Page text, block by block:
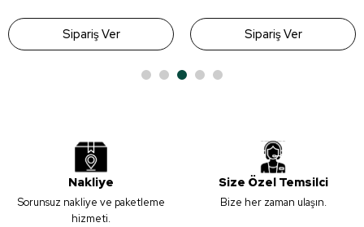
Sipariş Ver Sipariş Ver
Nakliye
Sorunsuz nakliye ve paketleme
hizmeti.
Size Özel Temsilci
Bize her zaman ulaşın.